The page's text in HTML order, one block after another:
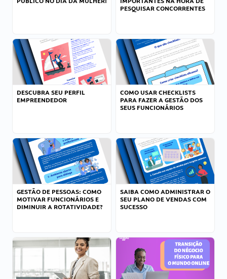
PESQUISAR CONCORRENTES
DESCUBRA SEU PERFIL
EMPREENDEDOR
COMO USAR CHECKLISTS
PARA FAZER A GESTÃO DOS
SEUS FUNCIONÁRIOS
GESTÃO DE PESSOAS: COMO
MOTIVAR FUNCIONÁRIOS E
DIMINUIR A ROTATIVIDADE?
SAIBA COMO ADMINISTRAR O
SEU PLANO DE VENDAS COM
SUCESSO